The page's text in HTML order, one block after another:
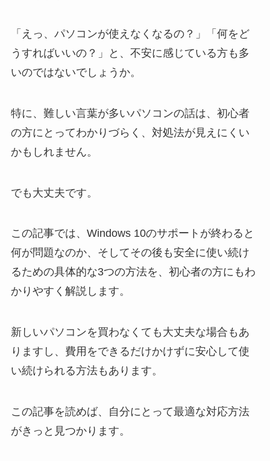
「えっ、パソコンが使えなくなるの？」「何をど
うすればいいの？」と、不安に感じている方も多
いのではないでしょうか。
特に、難しい言葉が多いパソコンの話は、初心者
の方にとってわかりづらく、対処法が見えにくい
かもしれません。
でも大丈夫です。
この記事では、Windows 10のサポートが終わると
何が問題なのか、そしてその後も安全に使い続け
るための具体的な3つの方法を、初心者の方にもわ
かりやすく解説します。
新しいパソコンを買わなくても大丈夫な場合もあ
りますし、費用をできるだけかけずに安心して使
い続けられる方法もあります。
この記事を読めば、自分にとって最適な対応方法
がきっと見つかります。